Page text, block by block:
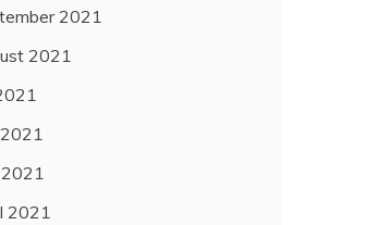
2021
2021
2021
2021